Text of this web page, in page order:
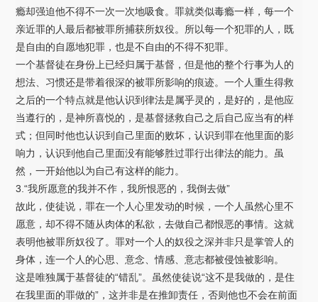
瘾却强迫他不得不一次一次地吸食。罪就类似毒瘾一样，每一个
亲近罪的人最后都被罪所捕获所奴役。所以每一个犯罪的人，既
是自由的自愿地犯罪，也是不自由的不得不犯罪。
一个基督徒在身份上已经归属于基督，但是他的整个行事为人的
想法、习惯还是带着很深的被罪所影响的痕迹。一个人重生得救
之后的一个特点就是他认识到律法是属乎灵的，是好的，是他应
当遵行的，是神所喜悦的，是基督拯救自己之后自己应当有的样
式；但同时他也认识到自己里面的败坏，认识到罪在他里面的影
响力，认识到他自己里面没有能够胜过罪行出律法的能力。虽
然，一开始他以为自己有这样的能力。
3.“我所愿意的我并不作，我所恨恶的，我倒去做”
故此，使徒说，罪在一个人心里发动的时候，一个人虽然心里不
愿意，却不得不随从肉体的私欲，去做自己都恨恶的事情。这就
表明他被罪所奴役了。罪对一个人的奴役之深并非只是掌管人的
身体，连一个人的心思、意念、情感、意志都被侵蚀被影响。
这是唯独属于基督徒的“错乱”。虽然使徒说“这不是我做的，是住
在我里面的罪做的”，这并非是在推卸责任，否则他也不会在前面